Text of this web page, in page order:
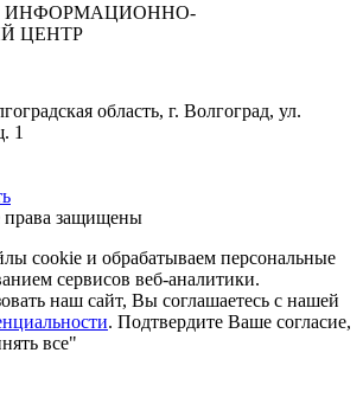
ИНФОРМАЦИОННО-
ЦЕНТР
область, г. Волгоград, ул.
1
защищены
сookie и обрабатываем персональные
сервисов веб-аналитики.
наш сайт, Вы соглашаетесь с нашей
. Подтвердите Ваше согласие,
все"